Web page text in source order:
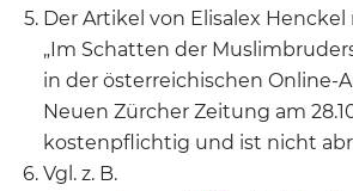
Der Artikel von Elisalex Henckel
„Im Schatten der
in der österreichischen Online-
Neuen Zürcher Zeitung am
kostenpflichtig und ist nicht
Vgl. z. B.